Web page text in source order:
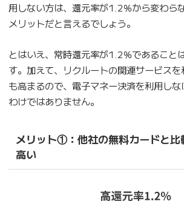
用しない方は、還元率が1.2％から変わら
メリットだと言えるでしょう。
とはいえ、常時還元率が1.2％であること
す。加えて、リクルートの関連サービス
も高まるので、電子マネー決済を利用し
わけではありません。
メリット①：他社の無料カードと比
高い